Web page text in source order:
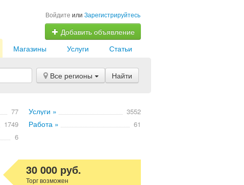
Войдите или Зарегистрируйтесь
Добавить объявление
Статьи
Услуги
Магазины
Все регионы Найти
77 Услуги » 3552
1749 Работа » 61
6
30 000 руб.
Торг возможен